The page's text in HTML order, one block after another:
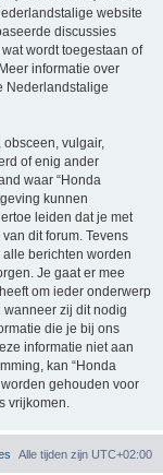
website
discussies
wordt toegestaan of
informatie over
Nederlandstalige
vulgair,
of enig ander
waar “Honda
kunnen
leiden dat je met
dit forum. Tevens
berichten worden
Je gaat er mee
om ieder onderwerp
wanneer zij dit nodig
die je bij ons
informatie niet aan
kan “Honda
gehouden voor
vrijkomen.
Alle tijden zijn UTC+02:00